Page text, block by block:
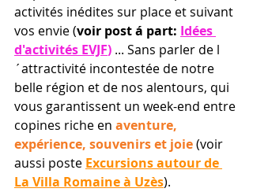
activités inédites sur place et suivant
vos envie (voir post á part: Idées
d'activités EVJF) ... Sans parler de l
´attractivité incontestée de notre
belle région et de nos alentours, qui
vous garantissent un week-end entre
copines riche en aventure,
expérience, souvenirs et joie (voir
aussi poste Excursions autour de
La Villa Romaine à Uzès).